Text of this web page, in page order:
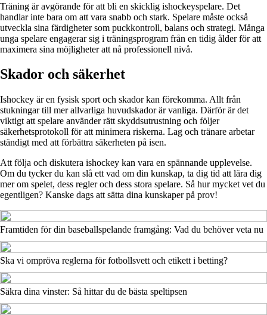
Träning är avgörande för att bli en skicklig ishockeyspelare. Det
handlar inte bara om att vara snabb och stark. Spelare måste också
utveckla sina färdigheter som puckkontroll, balans och strategi. Många
unga spelare engagerar sig i träningsprogram från en tidig ålder för att
maximera sina möjligheter att nå professionell nivå.
Skador och säkerhet
Ishockey är en fysisk sport och skador kan förekomma. Allt från
stukningar till mer allvarliga huvudskador är vanliga. Därför är det
viktigt att spelare använder rätt skyddsutrustning och följer
säkerhetsprotokoll för att minimera riskerna. Lag och tränare arbetar
ständigt med att förbättra säkerheten på isen.
Att följa och diskutera ishockey kan vara en spännande upplevelse.
Om du tycker du kan slå ett vad om din kunskap, ta dig tid att lära dig
mer om spelet, dess regler och dess stora spelare. Så hur mycket vet du
egentligen? Kanske dags att sätta dina kunskaper på prov!
Framtiden för din baseballspelande framgång: Vad du behöver veta nu
Ska vi ompröva reglerna för fotbollsvett och etikett i betting?
Säkra dina vinster: Så hittar du de bästa speltipsen